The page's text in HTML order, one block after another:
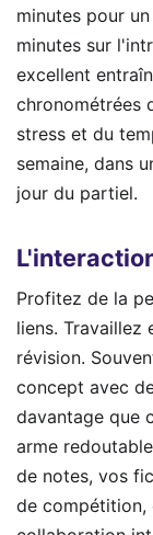
minutes pour
minutes sur
excellent
chronométrées
stress et du
semaine, dans
jour du partiel.
Profitez de la
liens. Travaillez
révision.
concept avec
davantage que
arme
de notes, vos
de compétition,